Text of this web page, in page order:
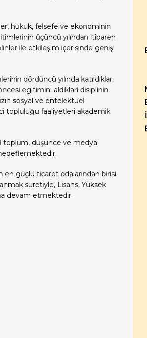
hukuk, felsefe ve ekonominin
üçüncü yılından itibaren
ile etkileşim içerisinde geniş
dördüncü yılında katıldıkları
egitimini aldiklari disiplinin
sosyal ve entelektüel
topluluğu faaliyetleri akademik
toplum, düşünce ve medya
en güçlü ticaret odalarından birisi
suretiyle, Lisans, Yüksek
devam etmektedir.